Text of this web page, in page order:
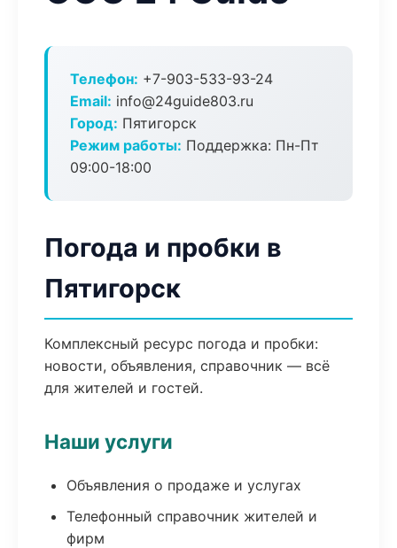
Телефон: +7-903-533-93-24
Email: info@24guide803.ru
Город: Пятигорск
Режим работы: Поддержка: Пн-Пт
09:00-18:00
Погода и пробки в
Пятигорск
Комплексный ресурс погода и пробки:
новости, объявления, справочник — всё
для жителей и гостей.
Наши услуги
Объявления о продаже и услугах
Телефонный справочник жителей и
фирм